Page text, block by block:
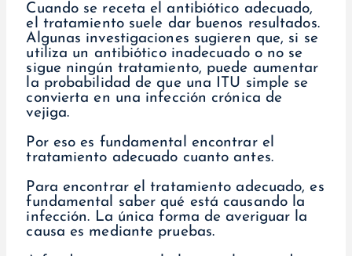
Cuando se receta el antibiótico adecuado,
el tratamiento suele dar buenos resultados.
Algunas investigaciones sugieren que, si se
utiliza un antibiótico inadecuado o no se
sigue ningún tratamiento, puede aumentar
la probabilidad de que una ITU simple se
convierta en una infección crónica de
vejiga.
Por eso es fundamental encontrar el
tratamiento adecuado cuanto antes.
Para encontrar el tratamiento adecuado, es
fundamental saber qué está causando la
infección. La única forma de averiguar la
causa es mediante pruebas.